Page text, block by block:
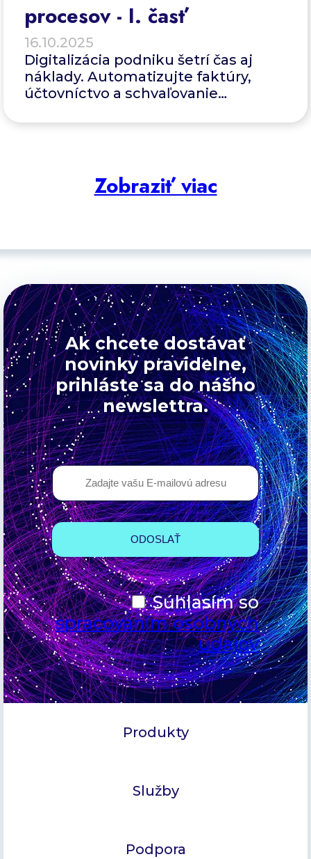
procesov - I. časť
16.10.2025
Digitalizácia podniku šetrí čas aj
náklady. Automatizujte faktúry,
účtovníctvo a schvaľovanie
Zobraziť viac
Ak chcete dostávať
novinky pravidelne,
prihláste sa do nášho
newslettra.
Súhlasím so
spracovaním osobných
údajov
Produkty
Služby
Podpora